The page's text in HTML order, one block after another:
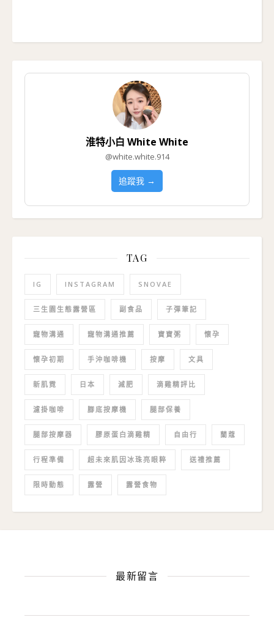
淮特小白 White White
@white.white.914
追蹤我 →
TAG
IG INSTAGRAM SNOVAE
三生園生態露營區 副食品 子彈筆記
寵物溝通 寵物溝通推薦 寶寶粥 懷孕
懷孕初期 手沖咖啡機 按摩 文具
新肌霓 日本 減肥 滴雞精評比
濾掛咖啡 腳底按摩機 腿部保養
腿部按摩器 膠原蛋白滴雞精 自由行 蘭蔻
行程準備 超未來肌因冰珠亮眼粹 送禮推薦
限時動態 露營 露營食物
最新留言